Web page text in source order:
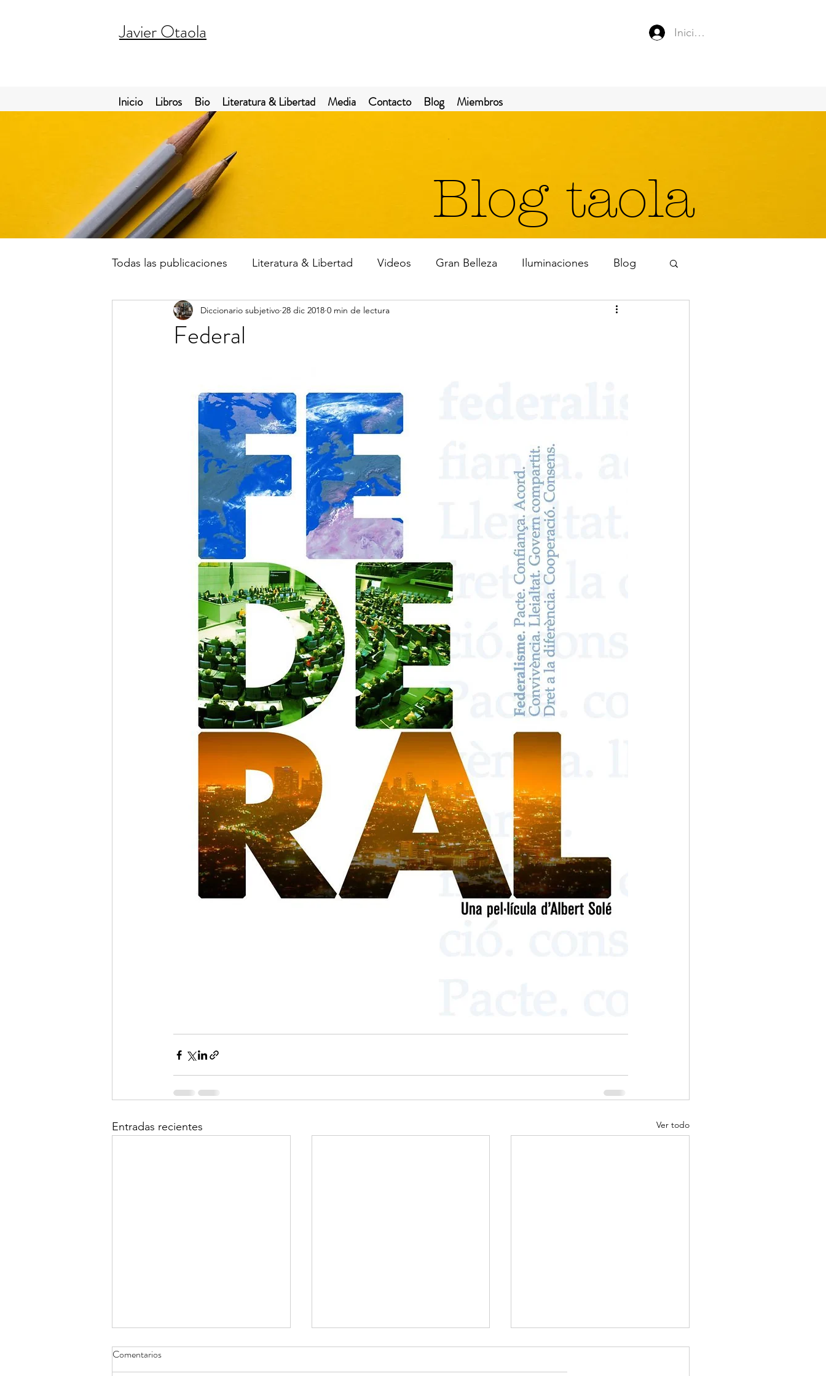
Javier Otaola Iniciar sesión
Inicio Libros Bio Literatura & Libertad Media Contacto Blog Miembros
Blog taola
Todas las publicaciones Literatura & Libertad Videos Gran Belleza Iluminaciones Blog
Diccionario subjetivo
Federal
Diccionario subjetivo 28 dic 2018 0 min de lectura
Entradas recientes Ver todo
Comentarios